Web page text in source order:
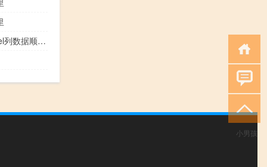
excel表格数据顺序颠倒（excel列数据顺序颠倒）
小男孩